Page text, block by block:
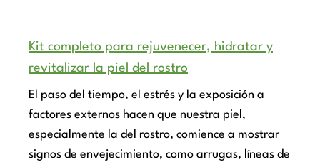
Kit completo para rejuvenecer, hidratar y
revitalizar la piel del rostro
El paso del tiempo, el estrés y la exposición a
factores externos hacen que nuestra piel,
especialmente la del rostro, comience a mostrar
signos de envejecimiento, como arrugas, líneas de